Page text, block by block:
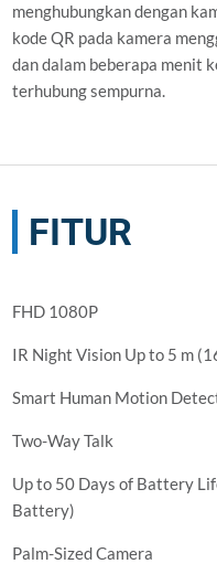
menghubungkan dengan
kode QR pada kamera
dan dalam beberapa menit
terhubung sempurna.
FITUR
FHD 1080P
IR Night Vision Up to 5 m
Smart Human Motion
Two-Way Talk
Up to 50 Days of Battery
Battery)
Palm-Sized Camera